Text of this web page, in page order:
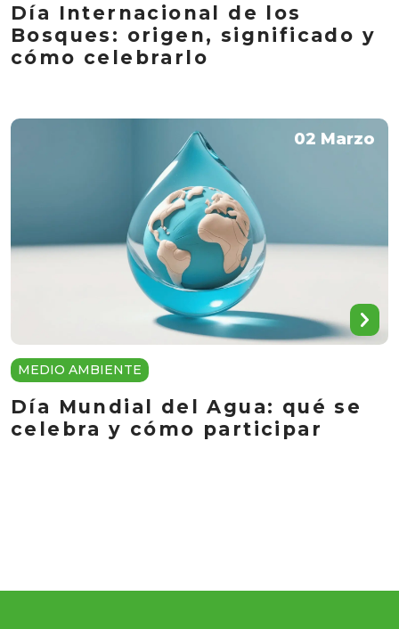
Día Internacional de los
Bosques: origen, significado y
cómo celebrarlo
02 Marzo
MEDIO AMBIENTE
Día Mundial del Agua: qué se
celebra y cómo participar